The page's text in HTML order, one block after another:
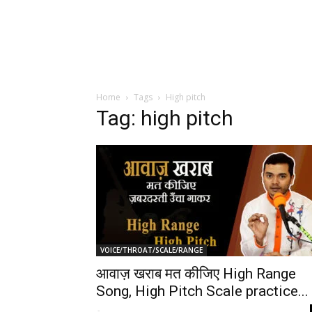
Home Tags High pitch
Tag: high pitch
VOICE/THROAT/SCALE/RANGE
आवाज़ खराब मत कीजिए High Range
Song, High Pitch Scale practice...
-